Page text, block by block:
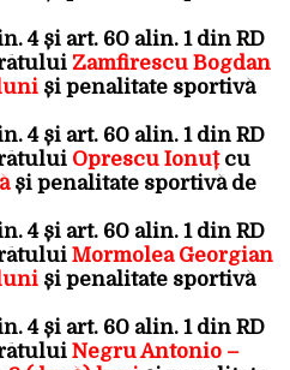
4 și art. 60 alin. 1 din RD
Zamfirescu Bogdan
și penalitate sportivă
4 și art. 60 alin. 1 din RD
Oprescu Ionuțcu
și penalitate sportivă de
4 și art. 60 alin. 1 din RD
Mormolea Georgian
și penalitate sportivă
4 și art. 60 alin. 1 din RD
Negru Antonio –